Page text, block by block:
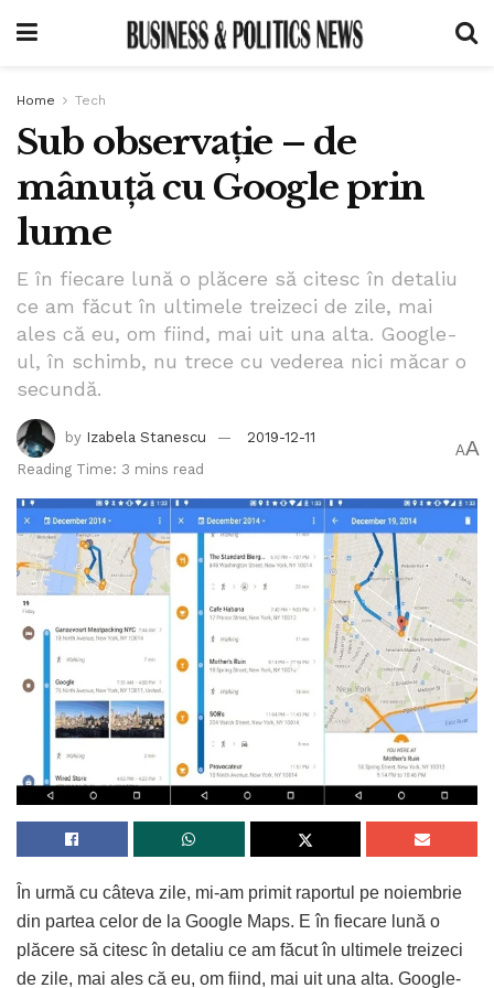
Home Tech
Sub observație – de
mânuță cu Google prin
lume
E în fiecare lună o plăcere să citesc în detaliu
ce am făcut în ultimele treizeci de zile, mai
ales că eu, om fiind, mai uit una alta. Google-
ul, în schimb, nu trece cu vederea nici măcar o
secundă.
by Izabela Stanescu
2019-12-11
Reading Time: 3 mins read
AA
În urmă cu câteva zile, mi-am primit raportul pe noiembrie
din partea celor de la Google Maps. E în fiecare lună o
plăcere să citesc în detaliu ce am făcut în ultimele treizeci
de zile, mai ales că eu, om fiind, mai uit una alta. Google-